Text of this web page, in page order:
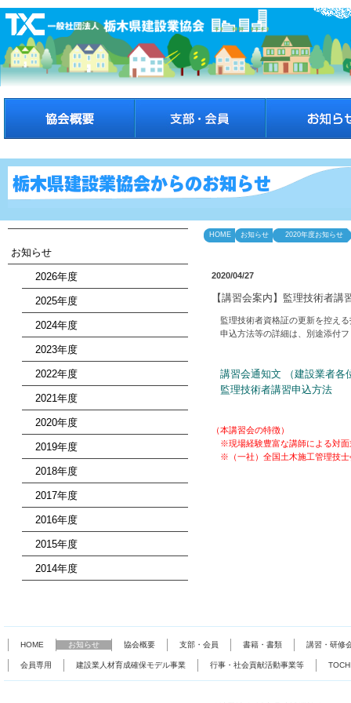
お知らせ
2026年度
2025年度
2024年度
2023年度
2022年度
2021年度
2020年度
2019年度
2018年度
2017年度
2016年度
2015年度
2014年度
HOME お知らせ 2020年度お知らせ
2020/04/27
【講習会案内】監理技術者講
監理技術者資格証の更新を控え
申込方法等の詳細は、別途添付
講習会通知文 （建設業者各
監理技術者講習申込方法
（本講習会の特徴）
※現場経験豊富な講師による対
※（一社）全国土木施工管理技
HOME お知らせ 協会概要 支部・会員 書籍・書類 講習・研修
会員専用 建設業人材育成確保モデル事業 行事・社会貢献活動事業等